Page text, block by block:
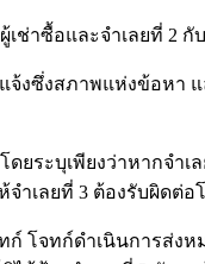
เช่าซื้อและจำเลยที่
งซึ่งสภาพแห่งข้อหา
ยระบุเพียงว่าหากจ
ำเลยที่ 3 ต้องรับผิดต่อ
จทก์ดำเนินการส่งห